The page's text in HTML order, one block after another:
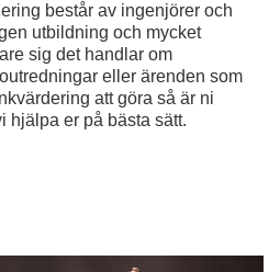
består av ingenjörer och
utbildning och mycket
sig det handlar om
eller ärenden som
att göra så är ni
hjälpa er på bästa sätt.